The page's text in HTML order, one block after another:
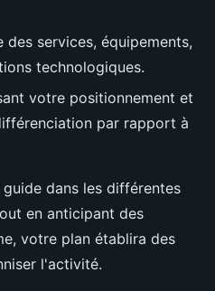
services, équipements,
technologiques.
votre positionnement et
par rapport à
dans les différentes
en anticipant des
votre plan établira des
l'activité.